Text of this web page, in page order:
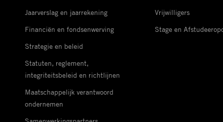
Jaarverslag en jaarrekening
Financiën en fondsenwerving
Strategie en beleid
Statuten, reglement,
integriteitsbeleid en richtlijnen
Maatschappelijk verantwoord
ondernemen
Vrijwilligers
Stage en